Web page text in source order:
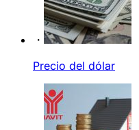
Precio del dólar